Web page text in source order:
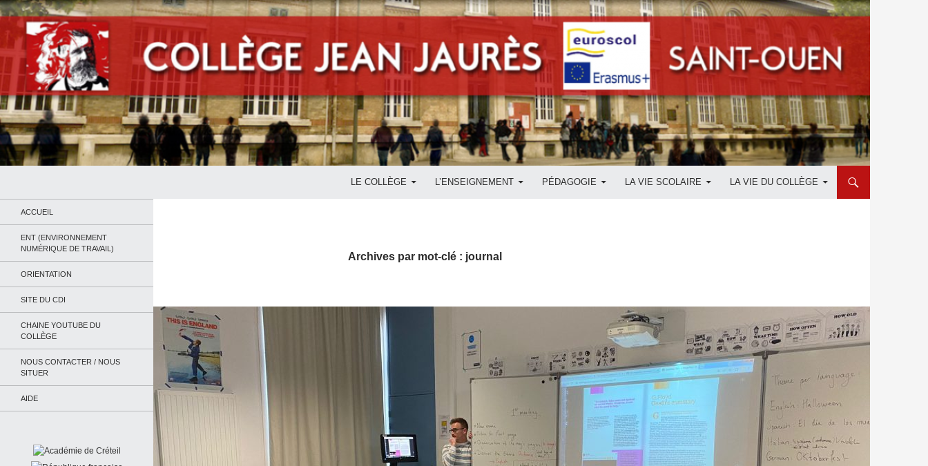
LE COLLÈGE L’ENSEIGNEMENT PÉDAGOGIE LA VIE SCOLAIRE LA VIE DU COLLÈGE
Archives par mot-clé : journal
ACCUEIL
ENT (ENVIRONNEMENT
NUMÉRIQUE DE TRAVAIL)
ORIENTATION
SITE DU CDI
CHAINE YOUTUBE DU
COLLÈGE
NOUS CONTACTER / NOUS
SITUER
AIDE